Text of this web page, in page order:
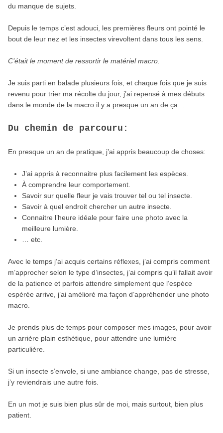
du manque de sujets.
Depuis le temps c’est adouci, les premières fleurs ont pointé le
bout de leur nez et les insectes virevoltent dans tous les sens.
C’était le moment de ressortir le matériel macro.
Je suis parti en balade plusieurs fois, et chaque fois que je suis
revenu pour trier ma récolte du jour, j’ai repensé à mes débuts
dans le monde de la macro il y a presque un an de ça…
Du chemin de parcouru:
En presque un an de pratique, j’ai appris beaucoup de choses:
J’ai appris à reconnaitre plus facilement les espèces.
À comprendre leur comportement.
Savoir sur quelle fleur je vais trouver tel ou tel insecte.
Savoir à quel endroit chercher un autre insecte.
Connaitre l’heure idéale pour faire une photo avec la
meilleure lumière.
… etc.
Avec le temps j’ai acquis certains réflexes, j’ai compris comment
m’approcher selon le type d’insectes, j’ai compris qu’il fallait avoir
de la patience et parfois attendre simplement que l’espèce
espérée arrive, j’ai amélioré ma façon d’appréhender une photo
macro.
Je prends plus de temps pour composer mes images, pour avoir
un arrière plain esthétique, pour attendre une lumière
particulière.
Si un insecte s’envole, si une ambiance change, pas de stresse,
j’y reviendrais une autre fois.
En un mot je suis bien plus sûr de moi, mais surtout, bien plus
patient.